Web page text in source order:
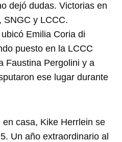
dejó dudas. Victorias en
SNGC y LCCC.
Emilia Coria di
puesto en la LCCC
Faustina Pergolini y a
ese lugar durante
casa, Kike Herrlein se
Un año extraordinario al